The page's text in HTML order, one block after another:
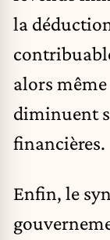
la
alors
diminuent
financières.
Enfin, le